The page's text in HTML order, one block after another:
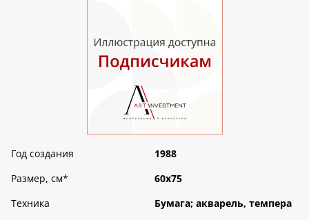
Год создания
1988
Размер, см*
60х75
Техника
Бумага; акварель, темпера